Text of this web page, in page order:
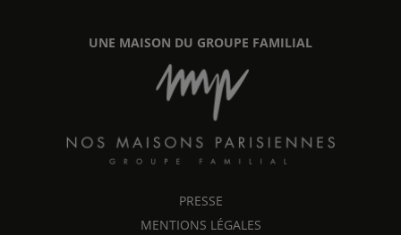
UNE MAISON DU GROUPE FAMILIAL
PRESSE
MENTIONS LÉGALES